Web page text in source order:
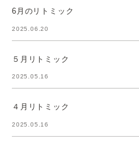
6月のリトミック
2025.06.20
５月リトミック
2025.05.16
４月リトミック
2025.05.16